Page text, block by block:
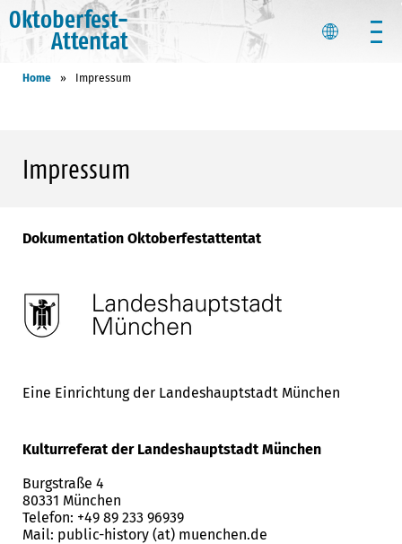
Oktoberfest-
Attentat
Home » Impressum
Impressum
Dokumentation Oktoberfestattentat
Eine Einrichtung der Landeshauptstadt München
Kulturreferat der Landeshauptstadt München
Burgstraße 4
80331 München
Telefon: +49 89 233 96939
Mail: public-history (at) muenchen.de